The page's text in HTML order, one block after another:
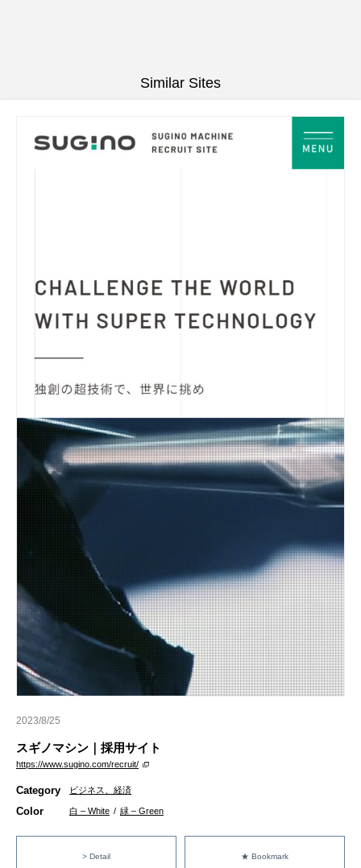
Similar Sites
2023/8/25
スギノマシン｜採用サイト
https://www.sugino.com/recruit/
Category ビジネス、経済
Color 白 – White / 緑 – Green
> Detail ★ Bookmark